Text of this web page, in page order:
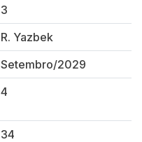
3
R. Yazbek
Setembro/2029
4
34